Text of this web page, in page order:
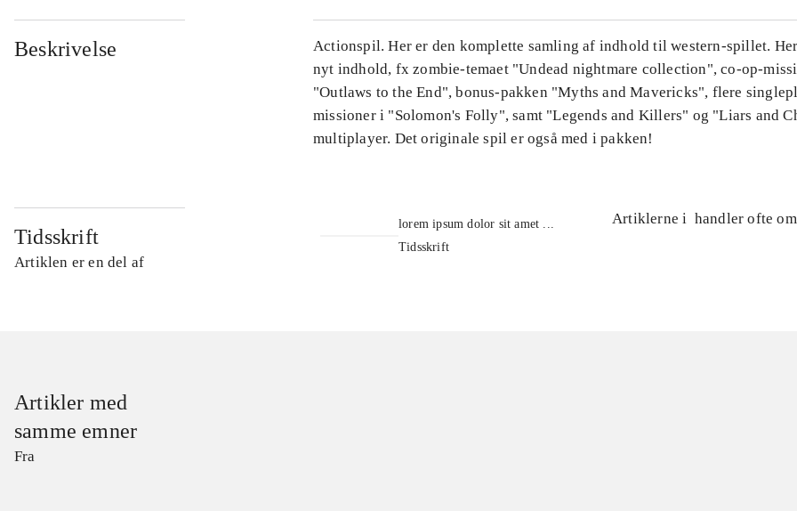
Beskrivelse
Actionspil. Her er den komplette samling af indhold til western-spillet.
nyt indhold, fx zombie-temaet "Undead nightmare collection", co-op-
"Outlaws to the End", bonus-pakken "Myths and Mavericks", flere
missioner i "Solomon's Folly", samt "Legends and Killers" og "Liars and
multiplayer. Det originale spil er også med i pakken!
Tidsskrift
Artiklen er en del af
lorem ipsum dolor sit amet ...
Tidsskrift
Artiklerne i handler ofte om
Artikler med
samme emner
Fra